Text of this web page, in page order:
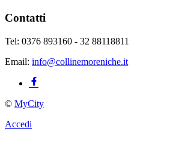
Contatti
Tel: 0376 893160 - 32 88118811
Email: info@collinemoreniche.it
© MyCity
Accedi